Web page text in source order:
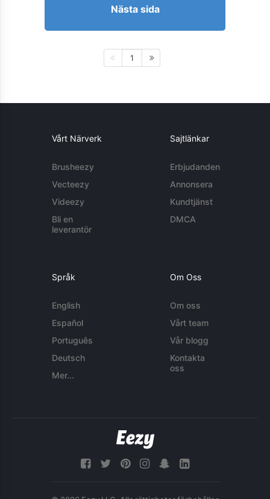
Nästa sida
1
Vårt Närverk
Brusheezy
Vecteezy
Videezy
Bli en
leverantör
Sajtlänkar
Erbjudanden
Annonsera
Kundtjänst
DMCA
Språk
English
Español
Português
Deutsch
Mer...
Om Oss
Om oss
Vårt team
Vår blogg
Kontakta
oss